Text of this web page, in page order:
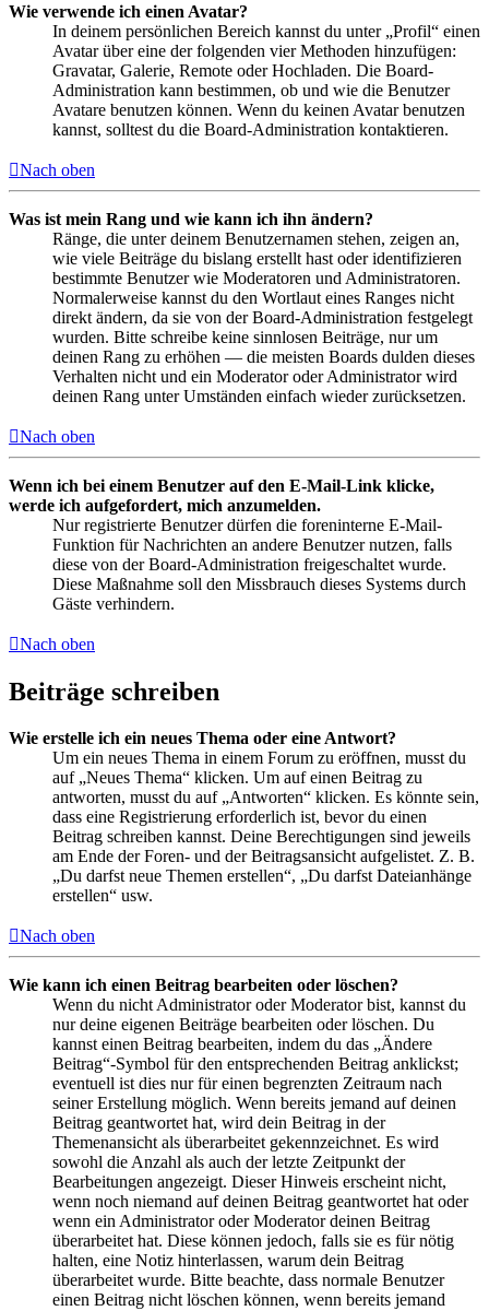
Wie verwende ich einen Avatar?
In deinem persönlichen Bereich kannst du unter „Profil“ einen
Avatar über eine der folgenden vier Methoden hinzufügen:
Gravatar, Galerie, Remote oder Hochladen. Die Board-
Administration kann bestimmen, ob und wie die Benutzer
Avatare benutzen können. Wenn du keinen Avatar benutzen
kannst, solltest du die Board-Administration kontaktieren.
Nach oben
Was ist mein Rang und wie kann ich ihn ändern?
Ränge, die unter deinem Benutzernamen stehen, zeigen an,
wie viele Beiträge du bislang erstellt hast oder identifizieren
bestimmte Benutzer wie Moderatoren und Administratoren.
Normalerweise kannst du den Wortlaut eines Ranges nicht
direkt ändern, da sie von der Board-Administration festgelegt
wurden. Bitte schreibe keine sinnlosen Beiträge, nur um
deinen Rang zu erhöhen — die meisten Boards dulden dieses
Verhalten nicht und ein Moderator oder Administrator wird
deinen Rang unter Umständen einfach wieder zurücksetzen.
Nach oben
Wenn ich bei einem Benutzer auf den E-Mail-Link klicke,
werde ich aufgefordert, mich anzumelden.
Nur registrierte Benutzer dürfen die foreninterne E-Mail-
Funktion für Nachrichten an andere Benutzer nutzen, falls
diese von der Board-Administration freigeschaltet wurde.
Diese Maßnahme soll den Missbrauch dieses Systems durch
Gäste verhindern.
Nach oben
Beiträge schreiben
Wie erstelle ich ein neues Thema oder eine Antwort?
Um ein neues Thema in einem Forum zu eröffnen, musst du
auf „Neues Thema“ klicken. Um auf einen Beitrag zu
antworten, musst du auf „Antworten“ klicken. Es könnte sein,
dass eine Registrierung erforderlich ist, bevor du einen
Beitrag schreiben kannst. Deine Berechtigungen sind jeweils
am Ende der Foren- und der Beitragsansicht aufgelistet. Z. B.
„Du darfst neue Themen erstellen“, „Du darfst Dateianhänge
erstellen“ usw.
Nach oben
Wie kann ich einen Beitrag bearbeiten oder löschen?
Wenn du nicht Administrator oder Moderator bist, kannst du
nur deine eigenen Beiträge bearbeiten oder löschen. Du
kannst einen Beitrag bearbeiten, indem du das „Ändere
Beitrag“-Symbol für den entsprechenden Beitrag anklickst;
eventuell ist dies nur für einen begrenzten Zeitraum nach
seiner Erstellung möglich. Wenn bereits jemand auf deinen
Beitrag geantwortet hat, wird dein Beitrag in der
Themenansicht als überarbeitet gekennzeichnet. Es wird
sowohl die Anzahl als auch der letzte Zeitpunkt der
Bearbeitungen angezeigt. Dieser Hinweis erscheint nicht,
wenn noch niemand auf deinen Beitrag geantwortet hat oder
wenn ein Administrator oder Moderator deinen Beitrag
überarbeitet hat. Diese können jedoch, falls sie es für nötig
halten, eine Notiz hinterlassen, warum dein Beitrag
überarbeitet wurde. Bitte beachte, dass normale Benutzer
einen Beitrag nicht löschen können, wenn bereits jemand